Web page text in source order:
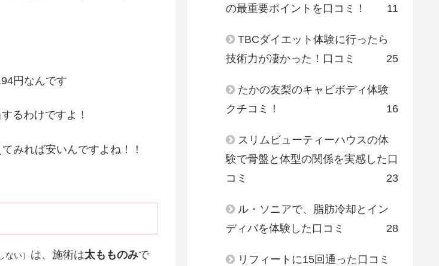
円なんです
るわけですよ！
みれば安いんですよね！！
い） は、施術は太もものみで
の最重要ポイントを口コミ！
11
TBCダイエット体験に行ったら
技術力が凄かった！口コミ
25
たかの友梨のキャビボディ体験
クチコミ！
16
スリムビューティーハウスの体
験で骨盤と体型の関係を実感した口
コミ
23
ル・ソニアで、脂肪冷却とイン
ディバを体験した口コミ
28
リフィートに15回通った口コミ